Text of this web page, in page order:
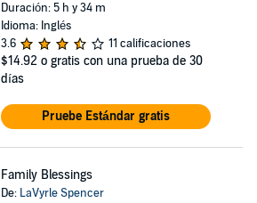
Duración: 5 h y 34 m
Idioma: Inglés
3.6
11 calificaciones
$14.92 o gratis con una prueba de 30
días
Pruebe Estándar gratis
Family Blessings
De: LaVyrle Spencer